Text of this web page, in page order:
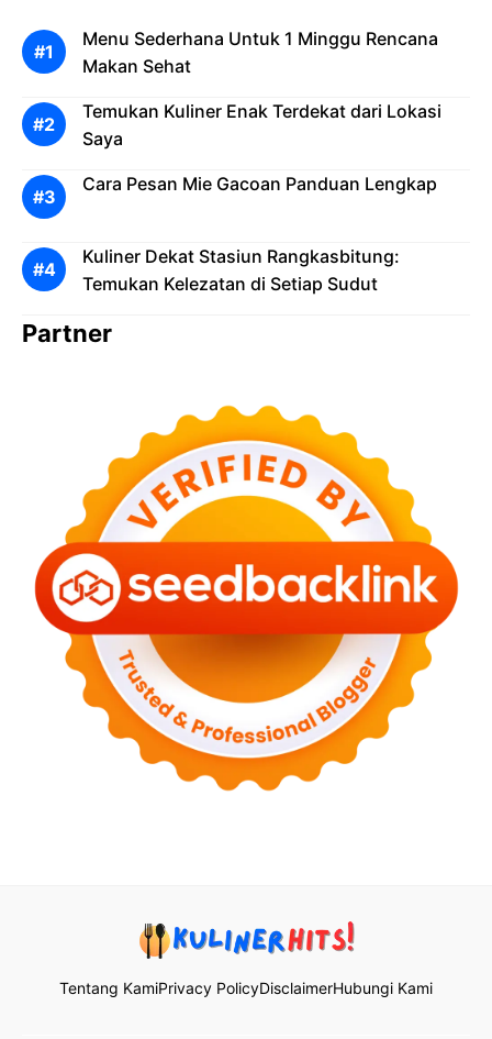
Menu Sederhana Untuk 1 Minggu Rencana
Makan Sehat
Temukan Kuliner Enak Terdekat dari Lokasi
Saya
Cara Pesan Mie Gacoan Panduan Lengkap
Kuliner Dekat Stasiun Rangkasbitung:
Temukan Kelezatan di Setiap Sudut
Partner
Tentang KamiPrivacy PolicyDisclaimerHubungi Kami